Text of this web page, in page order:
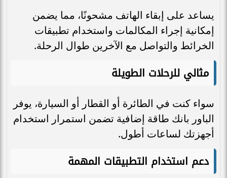
يساعد على إبقاء الهاتف مشحونًا، مما يضمن
إمكانية إجراء المكالمات واستخدام تطبيقات
الخرائط والتواصل مع الآخرين طوال الرحلة.
مثالي للرحلات الطويلة
سواء كنت في الطائرة أو القطار أو السيارة، يوفر
الباور بانك طاقة إضافية تضمن استمرار استخدام
أجهزتك لساعات أطول.
دعم استخدام التطبيقات المهمة